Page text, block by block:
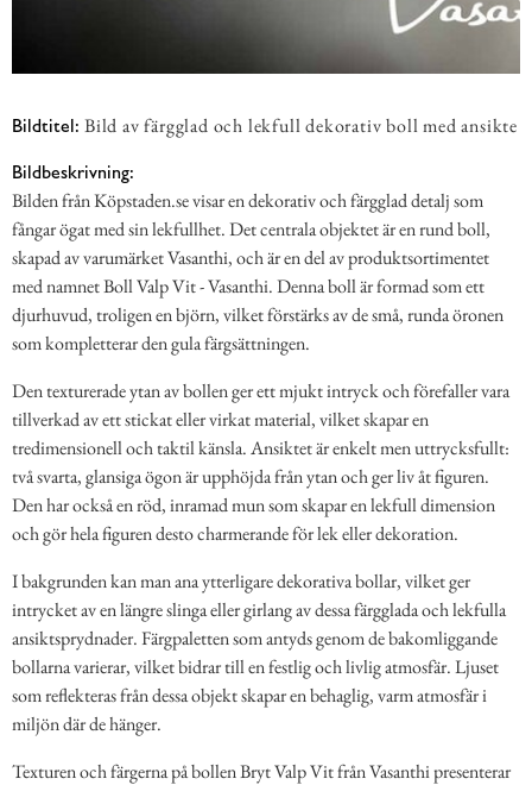
Bildtitel: Bild av färgglad och lekfull dekorativ boll med ansikte
Bildbeskrivning:
Bilden från Köpstaden.se visar en dekorativ och färgglad detalj som
fångar ögat med sin lekfullhet. Det centrala objektet är en rund boll,
skapad av varumärket Vasanthi, och är en del av produktsortimentet
med namnet Boll Valp Vit - Vasanthi. Denna boll är formad som ett
djurhuvud, troligen en björn, vilket förstärks av de små, runda öronen
som kompletterar den gula färgsättningen.
Den texturerade ytan av bollen ger ett mjukt intryck och förefaller vara
tillverkad av ett stickat eller virkat material, vilket skapar en
tredimensionell och taktil känsla. Ansiktet är enkelt men uttrycksfullt:
två svarta, glansiga ögon är upphöjda från ytan och ger liv åt figuren.
Den har också en röd, inramad mun som skapar en lekfull dimension
och gör hela figuren desto charmerande för lek eller dekoration.
I bakgrunden kan man ana ytterligare dekorativa bollar, vilket ger
intrycket av en längre slinga eller girlang av dessa färgglada och lekfulla
ansiktsprydnader. Färgpaletten som antyds genom de bakomliggande
bollarna varierar, vilket bidrar till en festlig och livlig atmosfär. Ljuset
som reflekteras från dessa objekt skapar en behaglig, varm atmosfär i
miljön där de hänger.
Texturen och färgerna på bollen Bryt Valp Vit från Vasanthi presenterar